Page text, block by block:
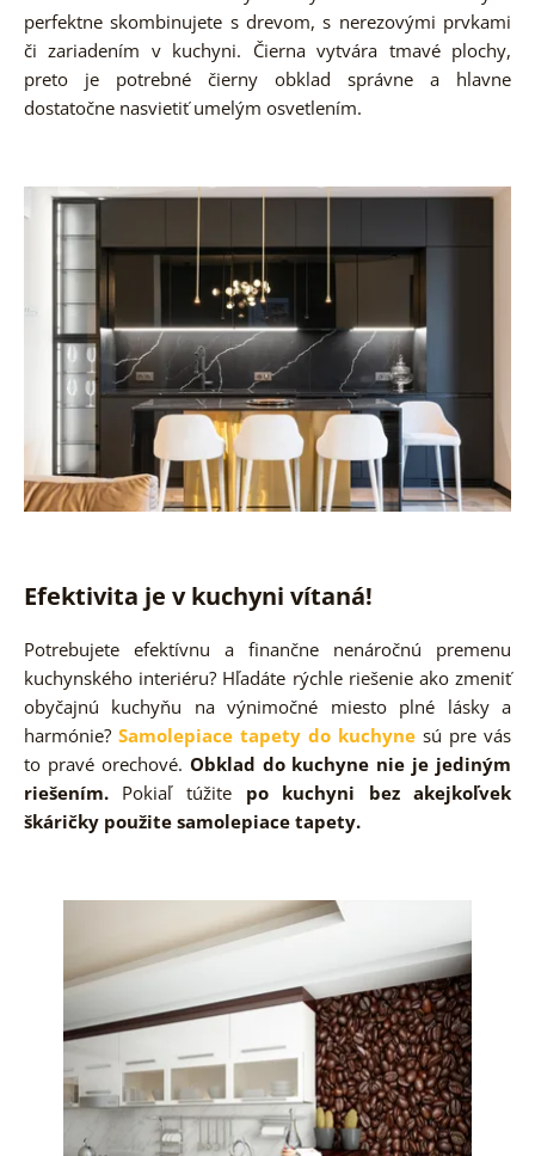
perfektne skombinujete s drevom, s nerezovými prvkami
či zariadením v kuchyni. Čierna vytvára tmavé plochy,
preto je potrebné čierny obklad správne a hlavne
dostatočne nasvietiť umelým osvetlením.
Efektivita je v kuchyni vítaná!
Potrebujete efektívnu a finančne nenáročnú premenu
kuchynského interiéru? Hľadáte rýchle riešenie ako zmeniť
obyčajnú kuchyňu na výnimočné miesto plné lásky a
harmónie? Samolepiace tapety do kuchyne sú pre vás
to pravé orechové. Obklad do kuchyne nie je jediným
riešením.Pokiaľ túžite po kuchyni bez akejkoľvek
škáričky použite samolepiace tapety.